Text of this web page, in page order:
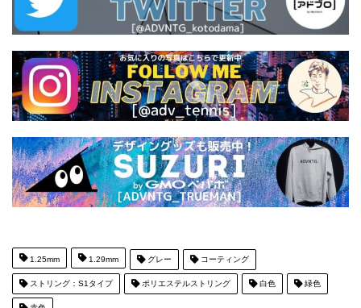
1.25mm 1.29mm グレー コーティング
ストリング：S1タイプ ポリエステルストリング 白色 緑色